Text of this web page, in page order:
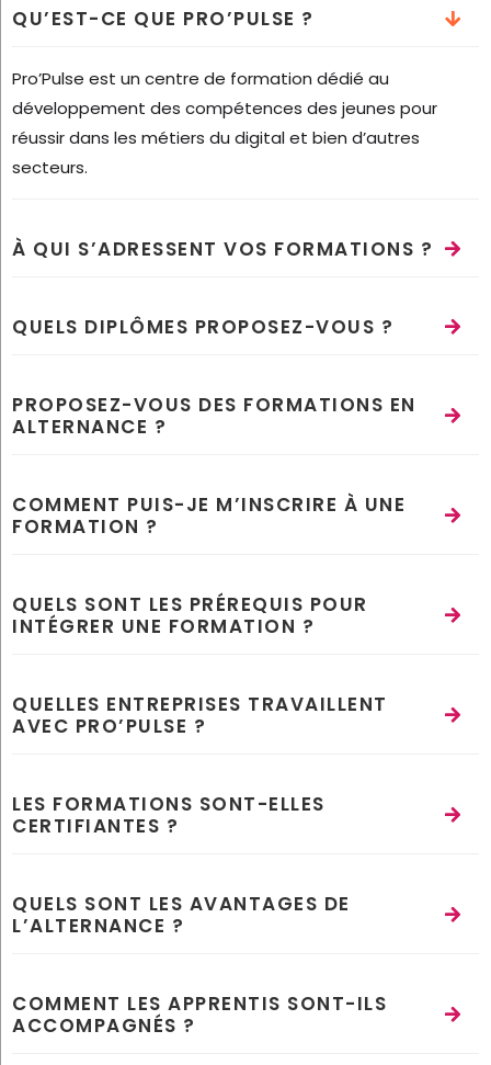
QU’EST-CE QUE PRO’PULSE ?
Pro’Pulse est un centre de formation dédié au
développement des compétences des jeunes pour
réussir dans les métiers du digital et bien d’autres
secteurs.
À QUI S’ADRESSENT VOS FORMATIONS ?
QUELS DIPLÔMES PROPOSEZ-VOUS ?
PROPOSEZ-VOUS DES FORMATIONS EN
ALTERNANCE ?
COMMENT PUIS-JE M’INSCRIRE À UNE
FORMATION ?
QUELS SONT LES PRÉREQUIS POUR
INTÉGRER UNE FORMATION ?
QUELLES ENTREPRISES TRAVAILLENT
AVEC PRO’PULSE ?
LES FORMATIONS SONT-ELLES
CERTIFIANTES ?
QUELS SONT LES AVANTAGES DE
L’ALTERNANCE ?
COMMENT LES APPRENTIS SONT-ILS
ACCOMPAGNÉS ?